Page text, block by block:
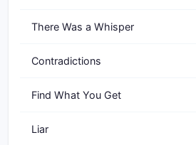
There Was a Whisper
Contradictions
Find What You Get
Liar